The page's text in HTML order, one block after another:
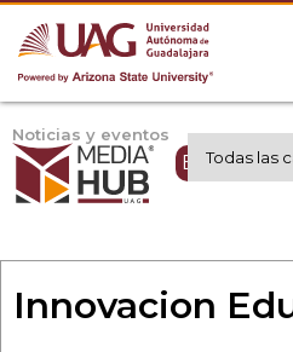
Noticias y eventos
Expertos
Innovacion